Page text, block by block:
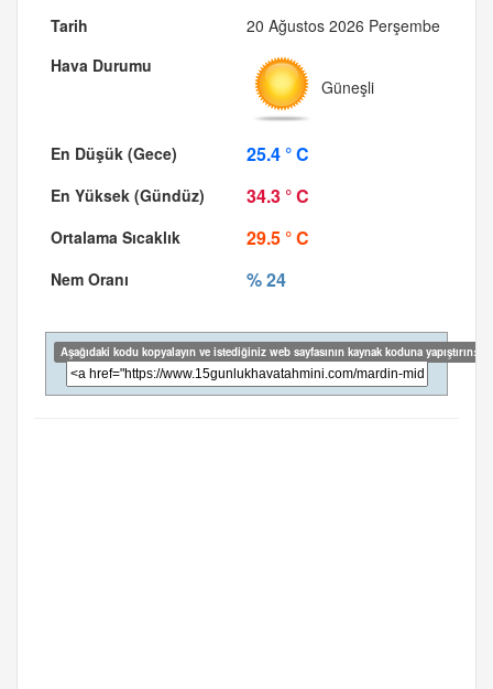
20 Ağustos 2026 Perşembe
Güneşli
25.4 ° C
34.3 ° C
29.5 ° C
% 24
Aşağıdaki kodu kopyalayın ve istediğiniz web sayfasının kaynak koduna yapıştırın: